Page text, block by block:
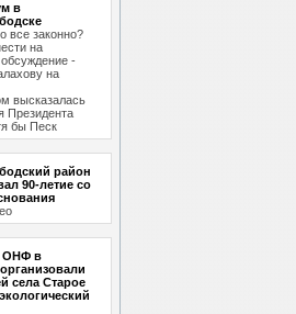
в
все законно?
на
-
на
высказалась
Президента
бы Песк
район
90-летие со
ОНФ в
села Старое